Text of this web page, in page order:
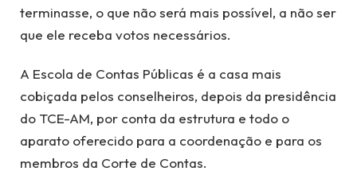
terminasse, o que não será mais possível, a não ser
que ele receba votos necessários.
A Escola de Contas Públicas é a casa mais
cobiçada pelos conselheiros, depois da presidência
do TCE-AM, por conta da estrutura e todo o
aparato oferecido para a coordenação e para os
membros da Corte de Contas.